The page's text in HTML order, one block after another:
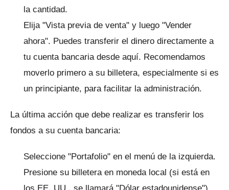
la cantidad.
Elija "Vista previa de venta" y luego "Vender
ahora". Puedes transferir el dinero directamente a
tu cuenta bancaria desde aquí. Recomendamos
moverlo primero a su billetera, especialmente si es
un principiante, para facilitar la administración.
La última acción que debe realizar es transferir los
fondos a su cuenta bancaria:
Seleccione "Portafolio" en el menú de la izquierda.
Presione su billetera en moneda local (si está en